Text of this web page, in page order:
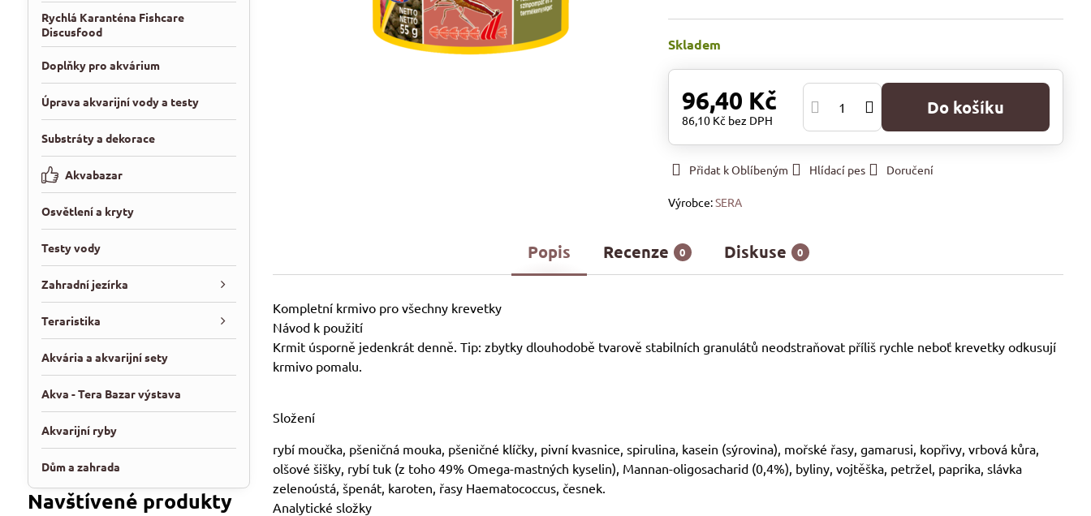
Skladem
96,40 Kč
86,10 Kč bez DPH
Do košíku
Přidat k Oblíbeným Hlídací pes Doručení
Výrobce:SERA
Popis Recenze 0 Diskuse 0
Kompletní krmivo pro všechny krevetky
Návod k použití
Krmit úsporně jedenkrát denně. Tip: zbytky dlouhodobě tvarově stabilních granulátů neodstraňovat příliš rychle neboť krevetky odkusují
krmivo pomalu.
Složení
rybí moučka, pšeničná mouka, pšeničné klíčky, pivní kvasnice, spirulina, kasein (sýrovina), mořské řasy, gamarusi, kopřivy, vrbová kůra,
olšové šišky, rybí tuk (z toho 49% Omega-mastných kyselin), Mannan-oligosacharid (0,4%), byliny, vojtěška, petržel, paprika, slávka
zelenoústá, špenát, karoten, řasy Haematococcus, česnek.
Analytické složky
Rychlá Karanténa Fishcare
Discusfood
Doplňky pro akvárium
Úprava akvarijní vody a testy
Substráty a dekorace
Akvabazar
Osvětlení a kryty
Testy vody
Zahradní jezírka
Teraristika
Akvária a akvarijní sety
Akva - Tera Bazar výstava
Akvarijní ryby
Dům a zahrada
Navštívené produkty